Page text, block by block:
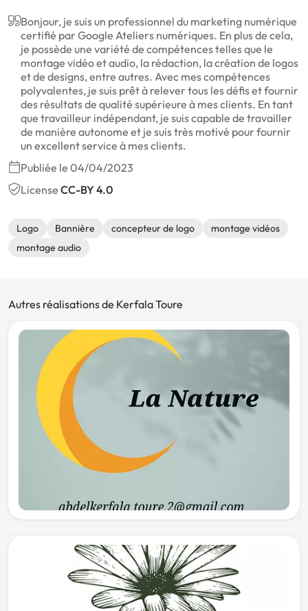
Bonjour, je suis un professionnel du marketing numérique
certifié par Google Ateliers numériques. En plus de cela,
je possède une variété de compétences telles que le
montage vidéo et audio, la rédaction, la création de logos
et de designs, entre autres. Avec mes compétences
polyvalentes, je suis prêt à relever tous les défis et fournir
des résultats de qualité supérieure à mes clients. En tant
que travailleur indépendant, je suis capable de travailler
de manière autonome et je suis très motivé pour fournir
un excellent service à mes clients.
Publiée le 04/04/2023
License CC-BY 4.0
Logo Bannière concepteur de logo
montage vidéos
montage audio
Autres réalisations de Kerfala Toure